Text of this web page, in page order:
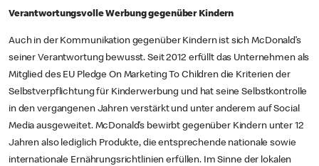
Verantwortungsvolle Werbung gegenüber Kindern
Auch in der Kommunikation gegenüber Kindern ist sich McDonald’s
seiner Verantwortung bewusst. Seit 2012 erfüllt das Unternehmen als
Mitglied des EU Pledge On Marketing To Children die Kriterien der
Selbstverpflichtung für Kinderwerbung und hat seine Selbstkontrolle
in den vergangenen Jahren verstärkt und unter anderem auf Social
Media ausgeweitet. McDonald’s bewirbt gegenüber Kindern unter 12
Jahren also lediglich Produkte, die entsprechende nationale sowie
internationale Ernährungsrichtlinien erfüllen. Im Sinne der lokalen